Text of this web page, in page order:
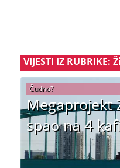
VIJESTI IZ RUBRIKE:
Megaprojekt
spao na 4
Čudno?